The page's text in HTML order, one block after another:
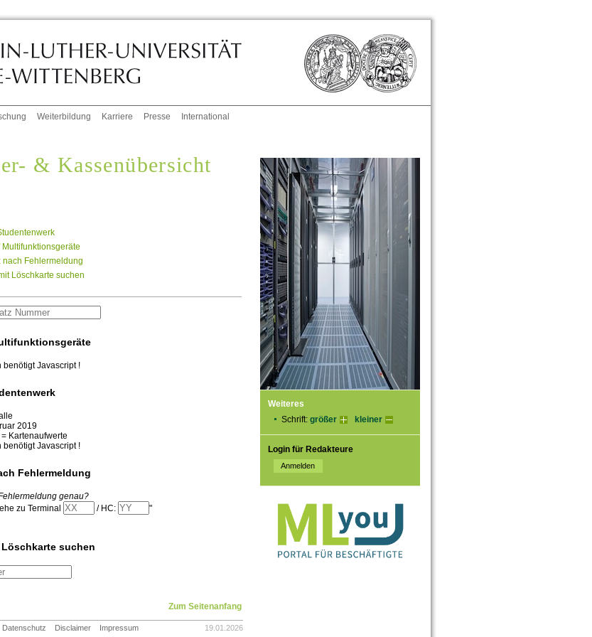
Weiterbildung Karriere Presse International
Weiteres
Schrift: größer kleiner
Login für Redakteure
& Kassenübersicht
Multifunktionsgeräte
nach Fehlermeldung
Löschkarte suchen
benötigt Javascript !
2019
Kartenaufwerte
benötigt Javascript !
Fehlermeldung
genau?
zu Terminal
/ HC: "
suchen
Zum Seitenanfang
Datenschutz Disclaimer Impressum 19.01.2026